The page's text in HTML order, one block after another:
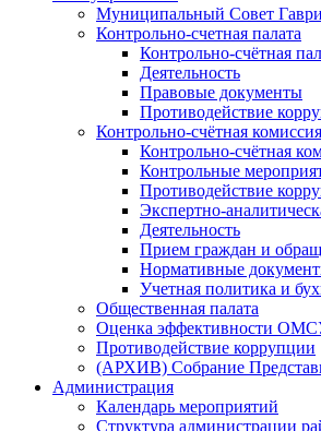
Муниципальный Совет
Контрольно-счетная палата
Контрольно-счётная
Деятельность
Правовые документы
Противодействие
Контрольно-счётная комиссия
Контрольно-счётная
Контрольные
Противодействие
Экспертно-
Деятельность
Прием граждан и
Нормативные
Учетная политика и
Общественная палата
Оценка эффективности
Противодействие коррупции
(АРХИВ) Собрание
Администрация
Календарь мероприятий
Структура администрации